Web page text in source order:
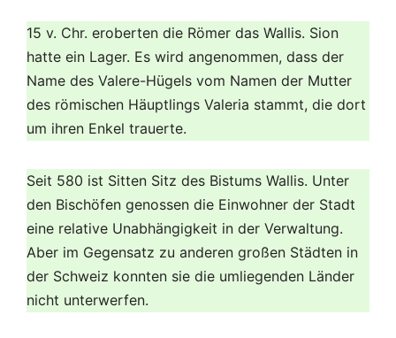
15 v. Chr. eroberten die Römer das Wallis. Sion
hatte ein Lager. Es wird angenommen, dass der
Name des Valere-Hügels vom Namen der Mutter
des römischen Häuptlings Valeria stammt, die dort
um ihren Enkel trauerte.
Seit 580 ist Sitten Sitz des Bistums Wallis. Unter
den Bischöfen genossen die Einwohner der Stadt
eine relative Unabhängigkeit in der Verwaltung.
Aber im Gegensatz zu anderen großen Städten in
der Schweiz konnten sie die umliegenden Länder
nicht unterwerfen.